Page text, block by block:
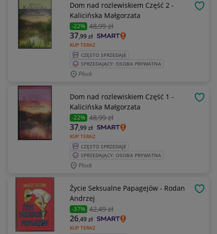
Dom nad rozlewiskiem Część 2 -
Kalicińska Małgorzata
-22% 48,99 zł
KUP TERAZ
37,99zł
CZĘSTO SPRZEDAJE
SPRZEDAJĄCY: OSOBA PRYWATNA
Płock
Dom nad rozlewiskiem Część 1 -
Kalicińska Małgorzata
-22% 48,99 zł
KUP TERAZ
37,99zł
CZĘSTO SPRZEDAJE
SPRZEDAJĄCY: OSOBA PRYWATNA
Płock
Życie Seksualne Papagejów - Rodan
Andrzej
-37% 42,49 zł
KUP TERAZ
26,49zł